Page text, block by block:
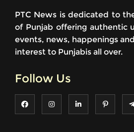
PTC News is dedicated to
of Punjab offering authentic
events, news, happenings
interest to Punjabis all over.
Follow Us